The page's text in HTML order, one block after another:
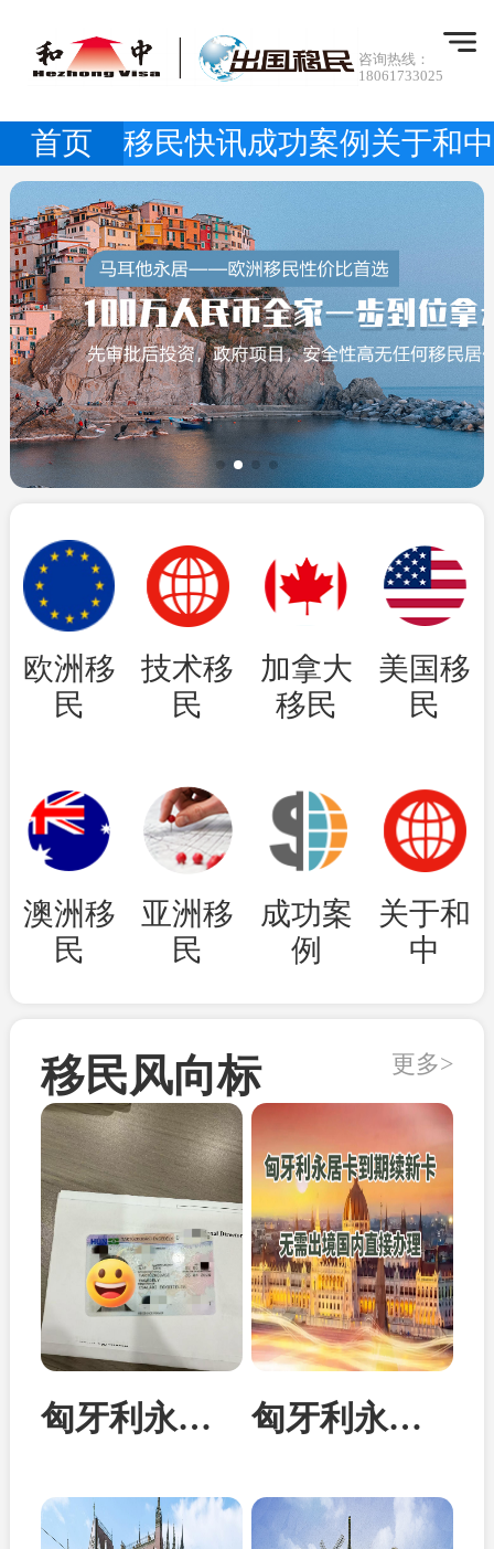
咨询热线：
18061733025
首页 移民快讯成功案例 关于和中
欧洲移
民
技术移
民
加拿大
移民
美国移
民
澳洲移
民
亚洲移
民
成功案
例
关于和
中
移民风向标 更多>
匈牙利永居卡家属团聚居留卡成功案例 匈牙利永居卡到期续签：换发10年新卡